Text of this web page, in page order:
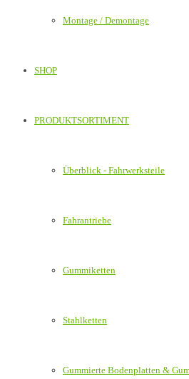
Montage / Demontage
SHOP
PRODUKTSORTIMENT
Überblick - Fahrwerksteile
Fahrantriebe
Gummiketten
Stahlketten
Gummierte Bodenplatten &